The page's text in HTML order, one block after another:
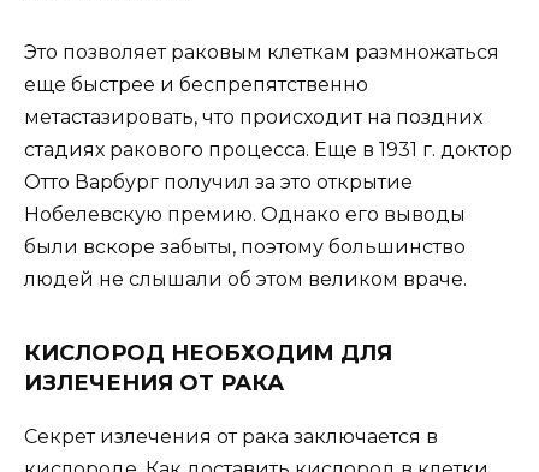
Это позволяет раковым клеткам размножаться
еще быстрее и беспрепятственно
метастазировать, что происходит на поздних
стадиях ракового процесса. Еще в 1931 г. доктор
Отто Варбург получил за это открытие
Нобелевскую премию. Однако его выводы
были вскоре забыты, поэтому большинство
людей не слышали об этом великом враче.
КИСЛОРОД НЕОБХОДИМ ДЛЯ
ИЗЛЕЧЕНИЯ ОТ РАКА
Секрет излечения от рака заключается в